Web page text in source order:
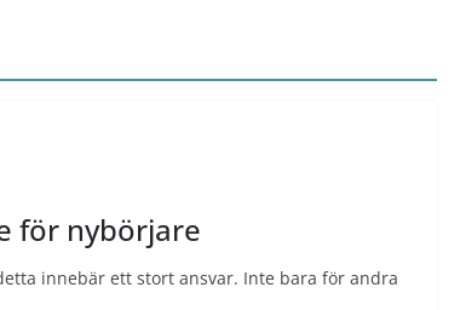
för nybörjare
innebär ett stort ansvar. Inte bara för andra